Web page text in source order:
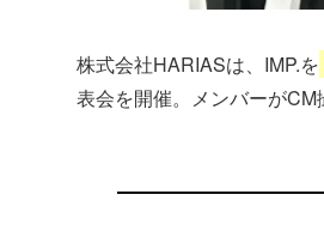
株式会社HARIASは、IMP.を
表会を開催。メンバーがCM